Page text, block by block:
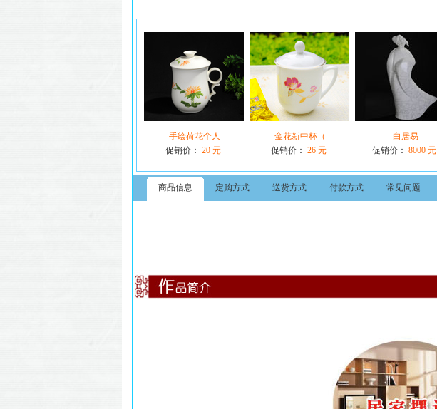
手绘荷花个人
促销价： 20 元
金花新中杯（
促销价： 26 元
白居易
促销价： 8000 元
商品信息 定购方式 送货方式 付款方式 常见问题